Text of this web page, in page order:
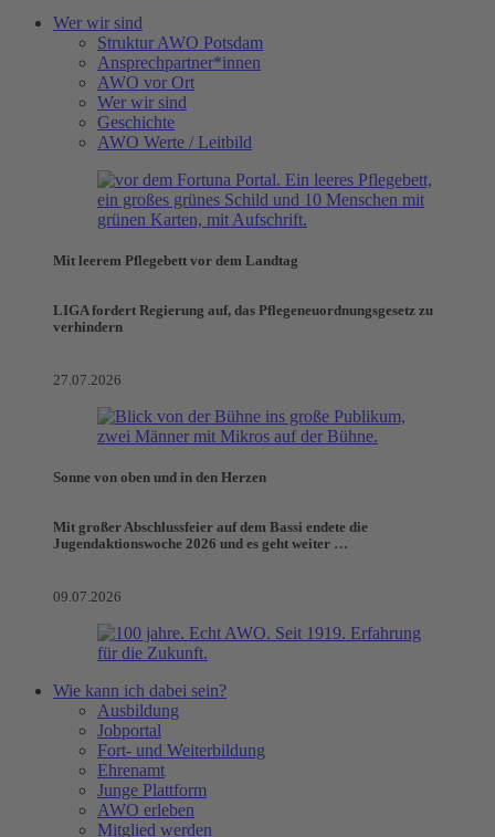
Wer wir sind
Struktur AWO Potsdam
Ansprechpartner*innen
AWO vor Ort
Wer wir sind
Geschichte
AWO Werte / Leitbild
Mit leerem Pflegebett vor dem Landtag
LIGA fordert Regierung auf, das Pflegeneuordnungsgesetz zu
verhindern
27.07.2026
Sonne von oben und in den Herzen
Mit großer Abschlussfeier auf dem Bassi endete die
Jugendaktionswoche 2026 und es geht weiter …
09.07.2026
Wie kann ich dabei sein?
Ausbildung
Jobportal
Fort- und Weiterbildung
Ehrenamt
Junge Plattform
AWO erleben
Mitglied werden